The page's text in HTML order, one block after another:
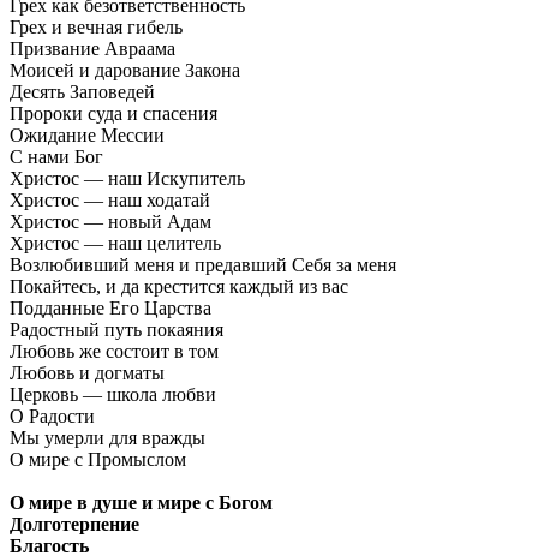
Грех как безответственность
Грех и вечная гибель
Призвание Авраама
Моисей и дарование Закона
Десять Заповедей
Пророки суда и спасения
Ожидание Мессии
С нами Бог
Христос — наш Искупитель
Христос — наш ходатай
Христос — новый Адам
Христос — наш целитель
Возлюбивший меня и предавший Себя за меня
Покайтесь, и да крестится каждый из вас
Подданные Его Царства
Радостный путь покаяния
Любовь же состоит в том
Любовь и догматы
Церковь — школа любви
О Радости
Мы умерли для вражды
О мире с Промыслом
О мире в душе и мире с Богом
Долготерпение
Благость